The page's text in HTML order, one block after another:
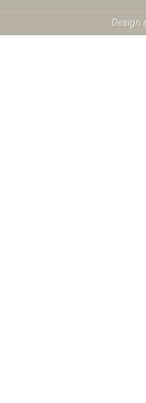
Design